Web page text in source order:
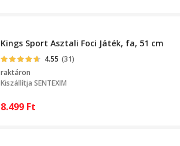
Kings Sport Asztali Foci Játék, fa, 51 cm
4.55 (31)
raktáron
Kiszállítja SENTEXIM
8.499 Ft